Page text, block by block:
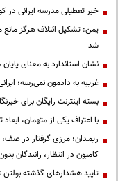
خبر تعطیلی مدرسه ایرانی
یمن: تشکیل ائتلاف هرگز
شد
نشان استاندارد به معنای
غریبه به دادمون نمی‌رسه؛
بسته اینترنت رایگان برای
با اعتراف یکی از متهمان،
کامیون در انتظار،
تایید هشدارهای گذشته